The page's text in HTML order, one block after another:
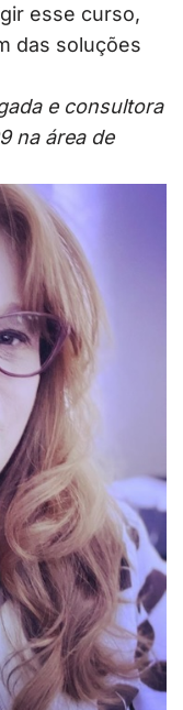
esse curso,
das soluções
e consultora
na área de